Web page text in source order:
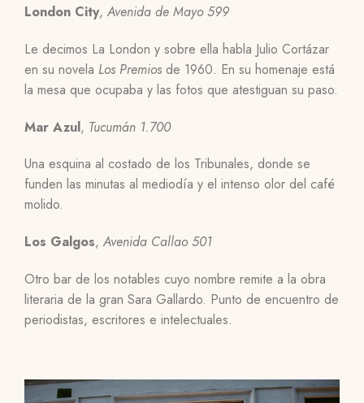
London City, Avenida de Mayo 599
Le decimos La London y sobre ella habla Julio Cortázar
en su novela Los Premios de 1960. En su homenaje está
la mesa que ocupaba y las fotos que atestiguan su paso.
Mar Azul, Tucumán 1.700
Una esquina al costado de los Tribunales, donde se
funden las minutas al mediodía y el intenso olor del café
molido.
Los Galgos, Avenida Callao 501
Otro bar de los notables cuyo nombre remite a la obra
literaria de la gran Sara Gallardo. Punto de encuentro de
periodistas, escritores e intelectuales.